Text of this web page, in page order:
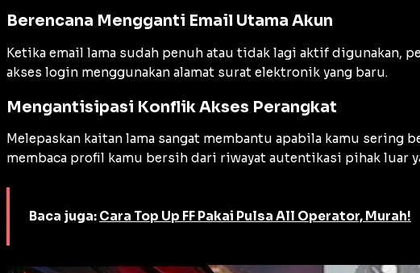
Berencana Mengganti Email Utama Akun
Ketika email lama sudah penuh atau tidak lagi aktif digunakan,
akses login menggunakan alamat surat elektronik yang baru.
Mengantisipasi Konflik Akses Perangkat
Melepaskan kaitan lama sangat membantu apabila kamu
membaca profil kamu bersih dari riwayat autentikasi pihak luar
Baca juga: Cara Top Up FF Pakai Pulsa All Operator, Murah!